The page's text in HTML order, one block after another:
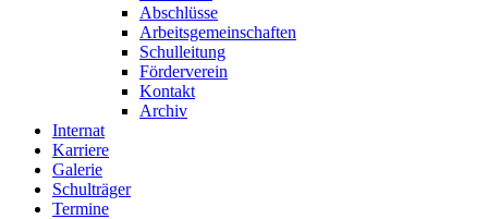
Abschlüsse
Arbeitsgemeinschaften
Schulleitung
Förderverein
Kontakt
Archiv
Internat
Karriere
Galerie
Schulträger
Termine